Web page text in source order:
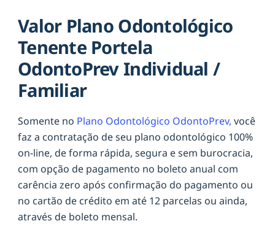
Valor Plano Odontológico
Tenente Portela
OdontoPrev Individual /
Familiar
Somente no Plano Odontológico OdontoPrev, você
faz a contratação de seu plano odontológico 100%
on-line, de forma rápida, segura e sem burocracia,
com opção de pagamento no boleto anual com
carência zero após confirmação do pagamento ou
no cartão de crédito em até 12 parcelas ou ainda,
através de boleto mensal.